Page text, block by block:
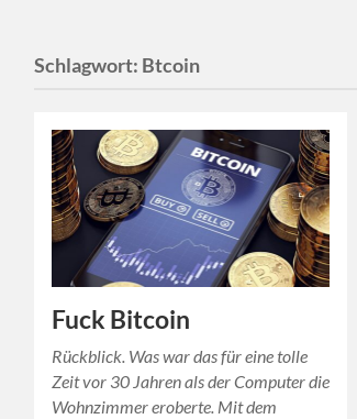
Schlagwort: Btcoin
Fuck Bitcoin
Rückblick. Was war das für eine tolle
Zeit vor 30 Jahren als der Computer die
Wohnzimmer eroberte. Mit dem